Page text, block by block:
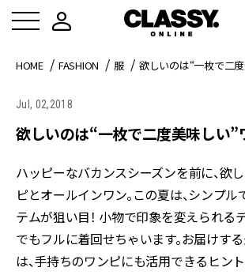
HOME FASHION 服 欲しいのは“一枚で二
Jul, 02,2018
欲しいのは“一枚で二度美味しい”
ハッピーなバカンスシーズンを前に、欲
ピとオールインワン。この夏は、シンプ
テムが狙い目！ 小物で印象を変えられる
でもフルに着回せちゃいます。お届けす
は、手持ちのワンピにも活用できるヒント